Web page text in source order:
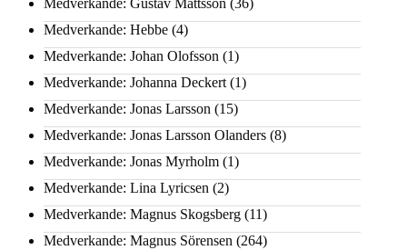
Medverkande: Gustav Mattsson (36)
Medverkande: Hebbe (4)
Medverkande: Johan Olofsson (1)
Medverkande: Johanna Deckert (1)
Medverkande: Jonas Larsson (15)
Medverkande: Jonas Larsson Olanders (8)
Medverkande: Jonas Myrholm (1)
Medverkande: Lina Lyricsen (2)
Medverkande: Magnus Skogsberg (11)
Medverkande: Magnus Sörensen (264)